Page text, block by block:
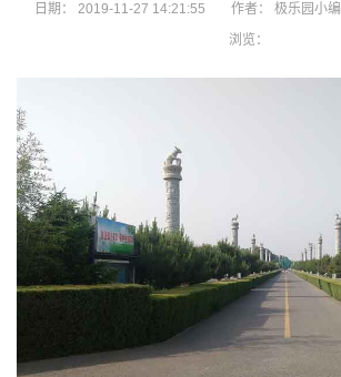
日期： 2019-11-27 14:21:55 作者： 极乐园小编
浏览：